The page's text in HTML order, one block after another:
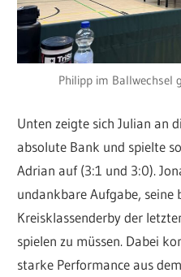
Philipp im Ballwechsel
Unten zeigte sich Julian an
absolute Bank und spielte
Adrian auf (3:1 und 3:0).
undankbare Aufgabe, seine
Kreisklassenderby der
spielen zu müssen. Dabei
starke Performance aus